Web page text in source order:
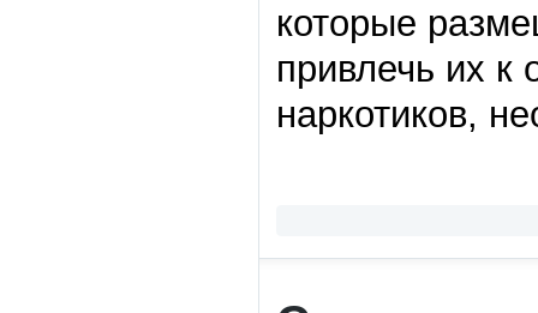
которые
привлечь их к
наркотиков,